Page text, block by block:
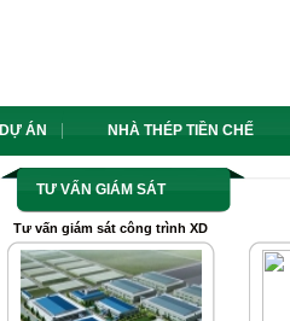
DỰ ÁN NHÀ THÉP TIỀN CHẾ
TƯ VẤN GIÁM SÁT
Tư vấn giám sát công trình XD